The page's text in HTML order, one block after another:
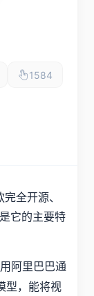
1584
全开源、
它的主要特
阿里巴巴通
型，能将视